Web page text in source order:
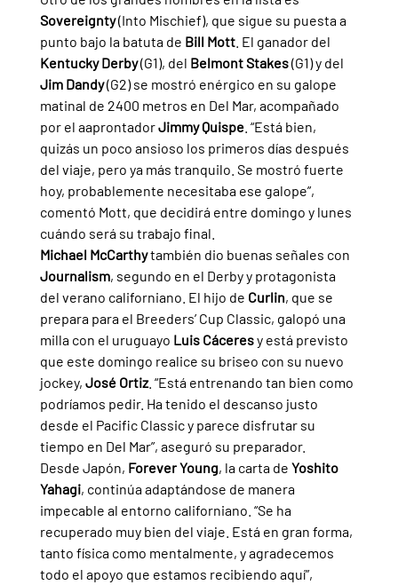
Sovereignty (Into Mischief), que sigue su puesta a
punto bajo la batuta de Bill Mott. El ganador del
Kentucky Derby (G1), del Belmont Stakes (G1) y del
Jim Dandy (G2) se mostró enérgico en su galope
matinal de 2400 metros en Del Mar, acompañado
por el aaprontador Jimmy Quispe. “Está bien,
quizás un poco ansioso los primeros días después
del viaje, pero ya más tranquilo. Se mostró fuerte
hoy, probablemente necesitaba ese galope”,
comentó Mott, que decidirá entre domingo y lunes
cuándo será su trabajo final.
Michael McCarthy también dio buenas señales con
Journalism, segundo en el Derby y protagonista
del verano californiano. El hijo de Curlin, que se
prepara para el Breeders’ Cup Classic, galopó una
milla con el uruguayo Luis Cáceres y está previsto
que este domingo realice su briseo con su nuevo
jockey, José Ortiz. “Está entrenando tan bien como
podríamos pedir. Ha tenido el descanso justo
desde el Pacific Classic y parece disfrutar su
tiempo en Del Mar”, aseguró su preparador.
Desde Japón, Forever Young, la carta de Yoshito
Yahagi, continúa adaptándose de manera
impecable al entorno californiano. “Se ha
recuperado muy bien del viaje. Está en gran forma,
tanto física como mentalmente, y agradecemos
todo el apoyo que estamos recibiendo aquí”,